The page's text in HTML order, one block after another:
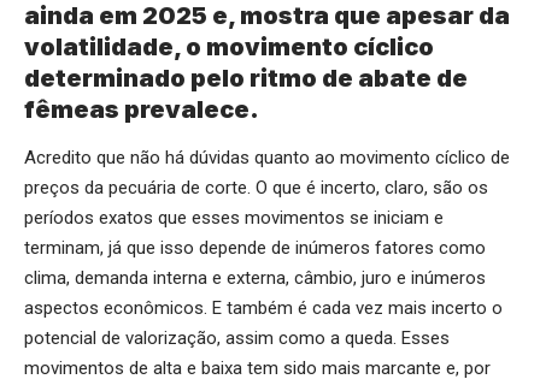
ainda em 2025 e, mostra que apesar da
volatilidade, o movimento cíclico
determinado pelo ritmo de abate de
fêmeas prevalece.
Acredito que não há dúvidas quanto ao movimento cíclico de
preços da pecuária de corte. O que é incerto, claro, são os
períodos exatos que esses movimentos se iniciam e
terminam, já que isso depende de inúmeros fatores como
clima, demanda interna e externa, câmbio, juro e inúmeros
aspectos econômicos. E também é cada vez mais incerto o
potencial de valorização, assim como a queda. Esses
movimentos de alta e baixa tem sido mais marcante e, por